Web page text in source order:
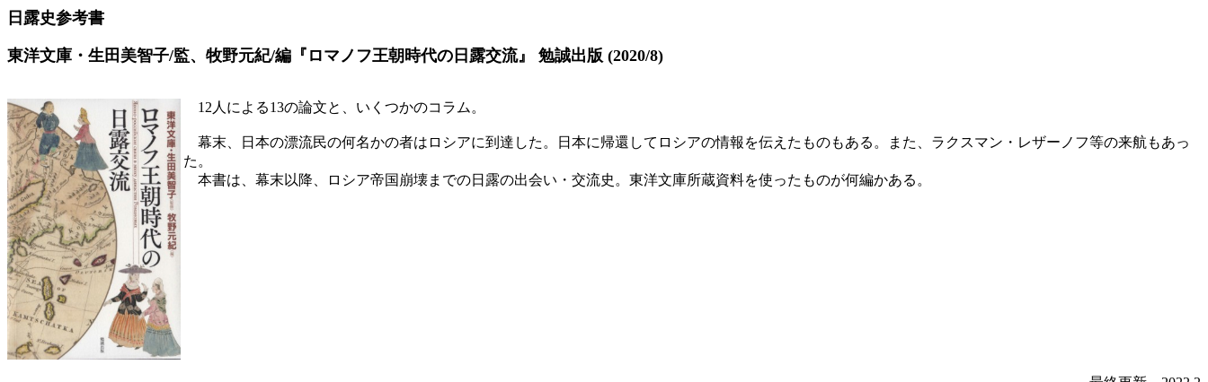
日露史参考書
東洋文庫・生田美智子/監、牧野元紀/編『ロマノフ王朝時代の日露交流』 勉誠出版 (2020/8)
12人による13の論文と、いくつかのコラム。
幕末、日本の漂流民の何名かの者はロシアに到達した。日本に帰還してロシアの情報を伝えたものもある。また、ラクスマン・レザーノフ等の来航もあっ
た。
本書は、幕末以降、ロシア帝国崩壊までの日露の出会い・交流史。東洋文庫所蔵資料を使ったものが何編かある。